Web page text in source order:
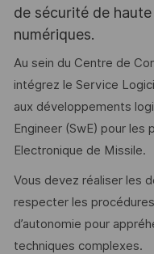
de sécurité de
numériques.
Au sein du Centre de
intégrez le Service
aux développements
Engineer (SwE) pour les
Electronique de Missile.
Vous devez réaliser les
respecter les
d’autonomie pour
techniques complexes.